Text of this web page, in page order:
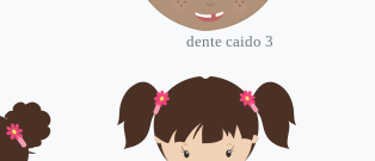
dente caido 3